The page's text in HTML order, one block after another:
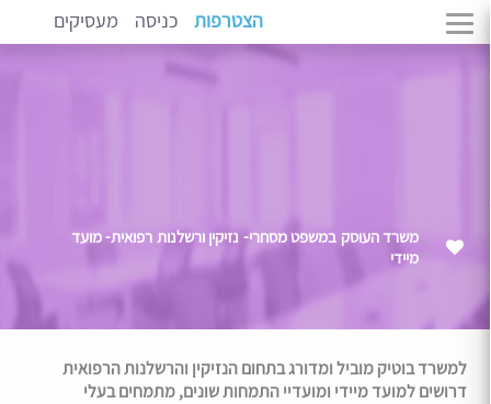
הצטרפות כניסה מעסיקים
משרד העוסק במשפט מסחרי- נזיקין ורשלנות רפואית- מועד
מיידי
למשרד בוטיק מוביל ומדורג בתחום הנזיקין והרשלנות הרפואית
דרושים למועד מיידי ומועדיי התמחות שונים, מתמחים בעלי